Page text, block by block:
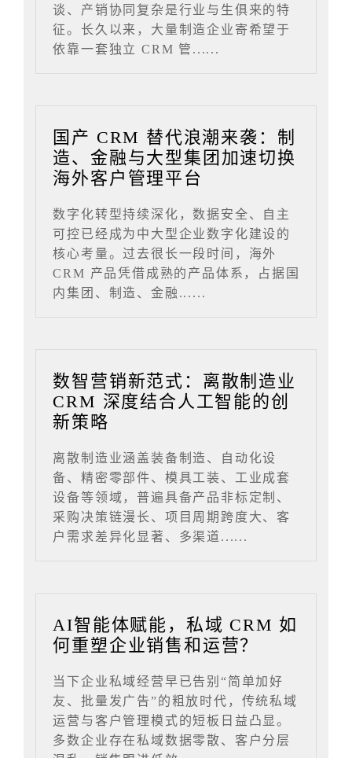
谈、产销协同复杂是行业与生俱来的特
征。长久以来，大量制造企业寄希望于
依靠一套独立 CRM 管......
国产 CRM 替代浪潮来袭：制
造、金融与大型集团加速切换
海外客户管理平台
数字化转型持续深化，数据安全、自主
可控已经成为中大型企业数字化建设的
核心考量。过去很长一段时间，海外
CRM 产品凭借成熟的产品体系，占据国
内集团、制造、金融......
数智营销新范式：离散制造业
CRM 深度结合人工智能的创
新策略
离散制造业涵盖装备制造、自动化设
备、精密零部件、模具工装、工业成套
设备等领域，普遍具备产品非标定制、
采购决策链漫长、项目周期跨度大、客
户需求差异化显著、多渠道......
AI智能体赋能，私域 CRM 如
何重塑企业销售和运营？
当下企业私域经营早已告别“简单加好
友、批量发广告”的粗放时代，传统私域
运营与客户管理模式的短板日益凸显。
多数企业存在私域数据零散、客户分层